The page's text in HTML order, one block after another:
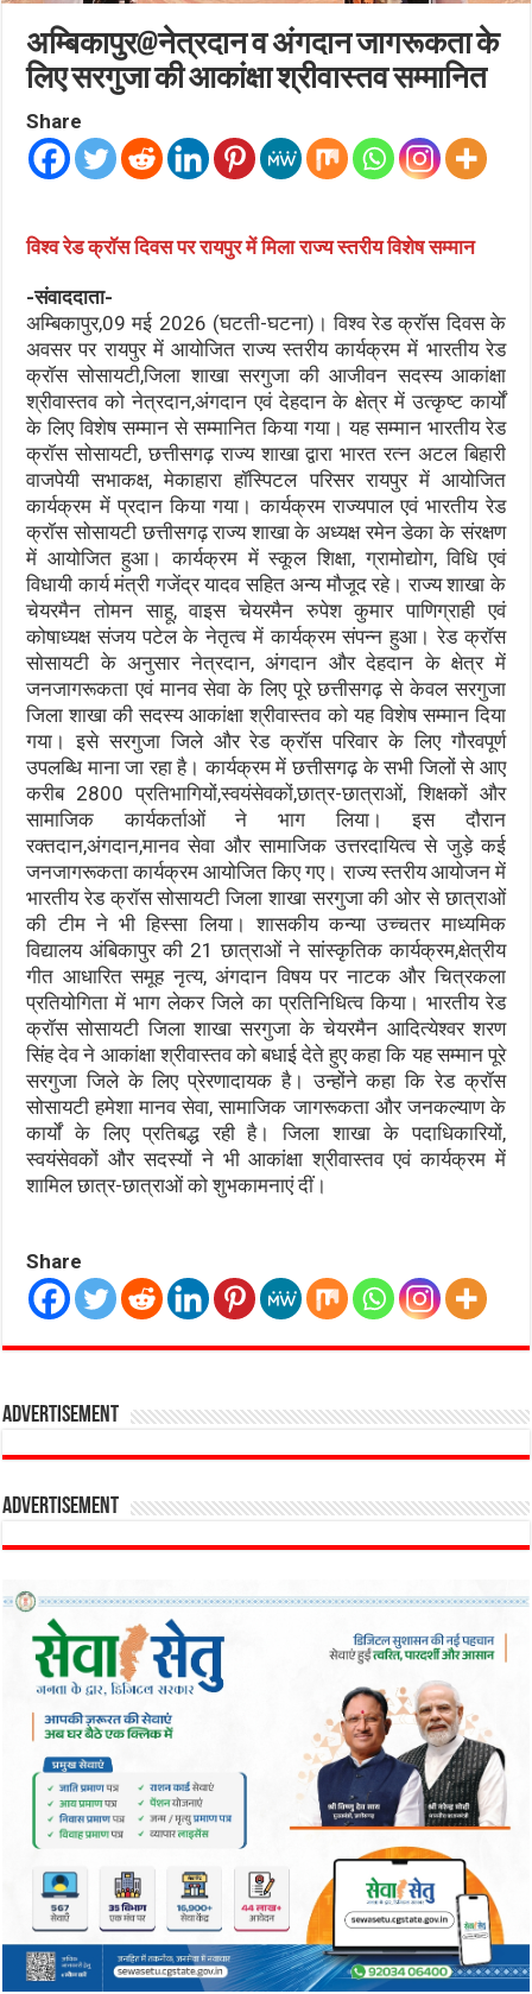
अम्बिकापुर@नेत्रदान व अंगदान जागरूकता के
लिए सरगुजा की आकांक्षा श्रीवास्तव सम्मानित
Share
विश्व रेड क्रॉस दिवस पर रायपुर में मिला राज्य स्तरीय विशेष सम्मान
-संवाददाता-
अम्बिकापुर,09 मई 2026 (घटती-घटना)। विश्व रेड क्रॉस दिवस के
अवसर पर रायपुर में आयोजित राज्य स्तरीय कार्यक्रम में भारतीय रेड
क्रॉस सोसायटी,जिला शाखा सरगुजा की आजीवन सदस्य आकांक्षा
श्रीवास्तव को नेत्रदान,अंगदान एवं देहदान के क्षेत्र में उत्कृष्ट कार्यों
के लिए विशेष सम्मान से सम्मानित किया गया। यह सम्मान भारतीय रेड
क्रॉस सोसायटी, छत्तीसगढ़ राज्य शाखा द्वारा भारत रत्न अटल बिहारी
वाजपेयी सभाकक्ष, मेकाहारा हॉस्पिटल परिसर रायपुर में आयोजित
कार्यक्रम में प्रदान किया गया। कार्यक्रम राज्यपाल एवं भारतीय रेड
क्रॉस सोसायटी छत्तीसगढ़ राज्य शाखा के अध्यक्ष रमेन डेका के संरक्षण
में आयोजित हुआ। कार्यक्रम में स्कूल शिक्षा, ग्रामोद्योग, विधि एवं
विधायी कार्य मंत्री गजेंद्र यादव सहित अन्य मौजूद रहे। राज्य शाखा के
चेयरमैन तोमन साहू, वाइस चेयरमैन रुपेश कुमार पाणिग्राही एवं
कोषाध्यक्ष संजय पटेल के नेतृत्व में कार्यक्रम संपन्न हुआ। रेड क्रॉस
सोसायटी के अनुसार नेत्रदान, अंगदान और देहदान के क्षेत्र में
जनजागरूकता एवं मानव सेवा के लिए पूरे छत्तीसगढ़ से केवल सरगुजा
जिला शाखा की सदस्य आकांक्षा श्रीवास्तव को यह विशेष सम्मान दिया
गया। इसे सरगुजा जिले और रेड क्रॉस परिवार के लिए गौरवपूर्ण
उपलब्धि माना जा रहा है। कार्यक्रम में छत्तीसगढ़ के सभी जिलों से आए
करीब 2800 प्रतिभागियों,स्वयंसेवकों,छात्र-छात्राओं, शिक्षकों और
सामाजिक कार्यकर्ताओं ने भाग लिया। इस दौरान
रक्तदान,अंगदान,मानव सेवा और सामाजिक उत्तरदायित्व से जुड़े कई
जनजागरूकता कार्यक्रम आयोजित किए गए। राज्य स्तरीय आयोजन में
भारतीय रेड क्रॉस सोसायटी जिला शाखा सरगुजा की ओर से छात्राओं
की टीम ने भी हिस्सा लिया। शासकीय कन्या उच्चतर माध्यमिक
विद्यालय अंबिकापुर की 21 छात्राओं ने सांस्कृतिक कार्यक्रम,क्षेत्रीय
गीत आधारित समूह नृत्य, अंगदान विषय पर नाटक और चित्रकला
प्रतियोगिता में भाग लेकर जिले का प्रतिनिधित्व किया। भारतीय रेड
क्रॉस सोसायटी जिला शाखा सरगुजा के चेयरमैन आदित्येश्वर शरण
सिंह देव ने आकांक्षा श्रीवास्तव को बधाई देते हुए कहा कि यह सम्मान पूरे
सरगुजा जिले के लिए प्रेरणादायक है। उन्होंने कहा कि रेड क्रॉस
सोसायटी हमेशा मानव सेवा, सामाजिक जागरूकता और जनकल्याण के
कार्यों के लिए प्रतिबद्ध रही है। जिला शाखा के पदाधिकारियों,
स्वयंसेवकों और सदस्यों ने भी आकांक्षा श्रीवास्तव एवं कार्यक्रम में
शामिल छात्र-छात्राओं को शुभकामनाएं दीं।
Share
Advertisement
Advertisement